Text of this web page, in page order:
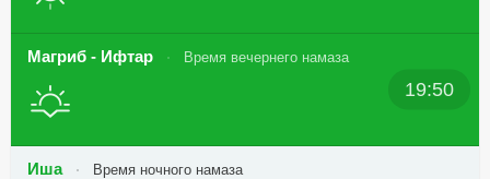
Магриб - Ифтар Время вечернего намаза
19:50
Иша Время ночного намаза